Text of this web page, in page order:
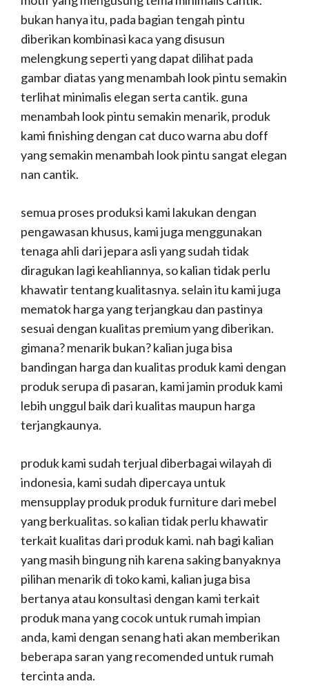
bukan hanya itu, pada bagian tengah pintu
diberikan kombinasi kaca yang disusun
melengkung seperti yang dapat dilihat pada
gambar diatas yang menambah look pintu semakin
terlihat minimalis elegan serta cantik. guna
menambah look pintu semakin menarik, produk
kami finishing dengan cat duco warna abu doff
yang semakin menambah look pintu sangat elegan
nan cantik.
semua proses produksi kami lakukan dengan
pengawasan khusus, kami juga menggunakan
tenaga ahli dari jepara asli yang sudah tidak
diragukan lagi keahliannya, so kalian tidak perlu
khawatir tentang kualitasnya. selain itu kami juga
mematok harga yang terjangkau dan pastinya
sesuai dengan kualitas premium yang diberikan.
gimana? menarik bukan? kalian juga bisa
bandingan harga dan kualitas produk kami dengan
produk serupa di pasaran, kami jamin produk kami
lebih unggul baik dari kualitas maupun harga
terjangkaunya.
produk kami sudah terjual diberbagai wilayah di
indonesia, kami sudah dipercaya untuk
mensupplay produk produk furniture dari mebel
yang berkualitas. so kalian tidak perlu khawatir
terkait kualitas dari produk kami. nah bagi kalian
yang masih bingung nih karena saking banyaknya
pilihan menarik di toko kami, kalian juga bisa
bertanya atau konsultasi dengan kami terkait
produk mana yang cocok untuk rumah impian
anda, kami dengan senang hati akan memberikan
beberapa saran yang recomended untuk rumah
tercinta anda.